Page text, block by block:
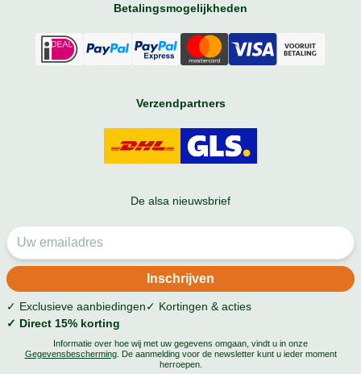
Betalingsmogelijkheden
Verzendpartners
De alsa nieuwsbrief
✓ Exclusieve aanbiedingen✓ Kortingen & acties
✓ Direct 15% korting
Informatie over hoe wij met uw gegevens omgaan, vindt u in onze
Gegevensbescherming. De aanmelding voor de newsletter kunt u ieder moment
herroepen.